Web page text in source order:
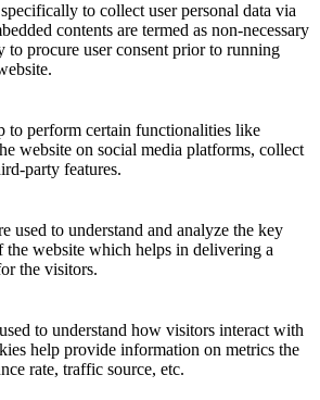
to collect user personal data via
contents are termed as non-necessary
to procure user consent prior to running
to perform certain functionalities like
website on social media platforms, collect
party features.
used to understand and analyze the key
the website which helps in delivering a
the visitors.
to understand how visitors interact with
help provide information on metrics the
rate, traffic source, etc.